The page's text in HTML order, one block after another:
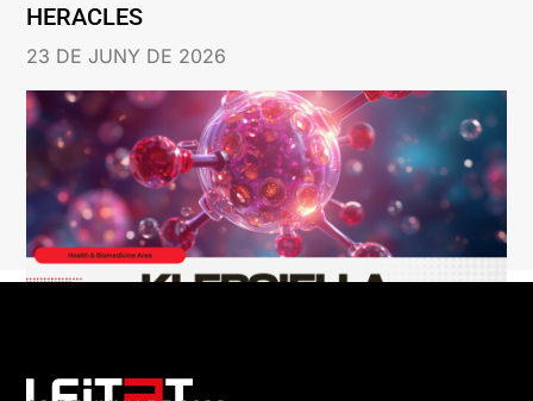
HERACLES
23 DE JUNY DE 2026